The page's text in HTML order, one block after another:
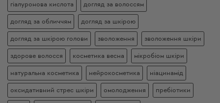
гіалуронова кислота догляд за волоссям
догляд за обличчям догляд за шкірою
догляд за шкірою голови зволоження зволоження шкіри
здорове волосся косметика весна мікробіом шкіри
натуральна косметика нейрокосметика ніацинамід
оксидативний стрес шкіри омолодження пребіотики